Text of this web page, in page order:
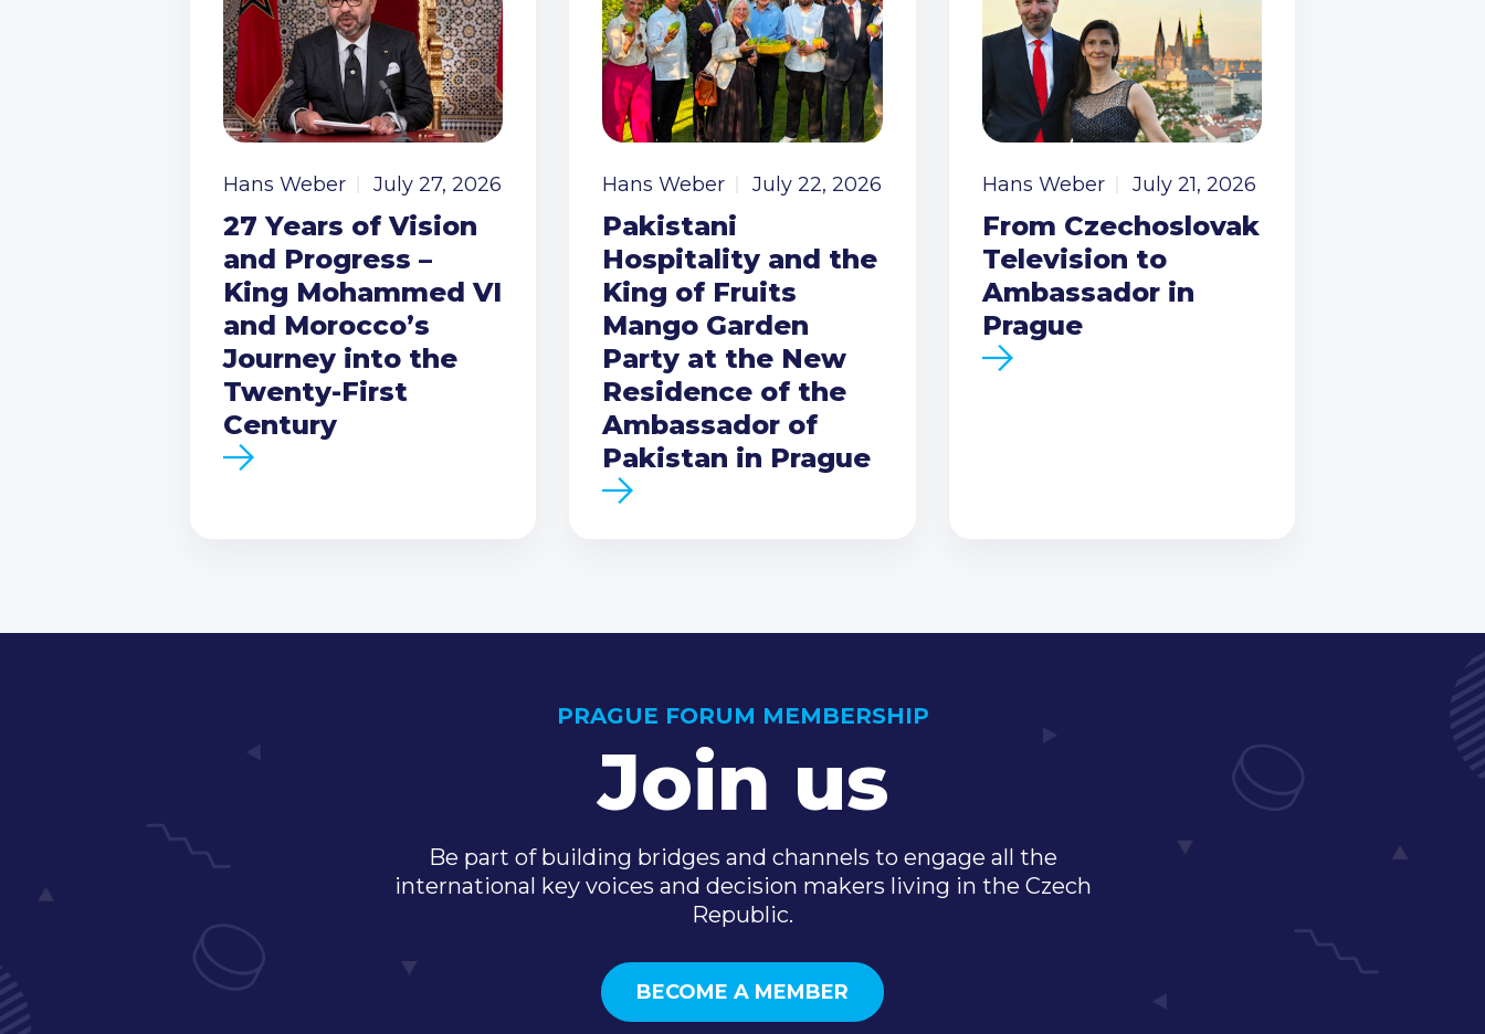
Hans Weber July 27, 2026
27 Years of Vision
and Progress –
King Mohammed VI
and Morocco’s
Journey into the
Twenty-First
Century
Hans Weber July 22, 2026
Pakistani
Hospitality and the
King of Fruits
Mango Garden
Party at the New
Residence of the
Ambassador of
Pakistan in Prague
Hans Weber July 21, 2026
From Czechoslovak
Television to
Ambassador in
Prague
PRAGUE FORUM MEMBERSHIP
Join us
Be part of building bridges and channels to engage all the
international key voices and decision makers living in the Czech
Republic.
BECOME A MEMBER